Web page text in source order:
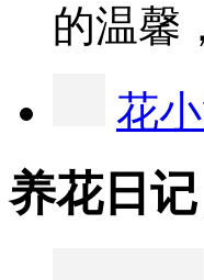
的温馨
花
养花日记